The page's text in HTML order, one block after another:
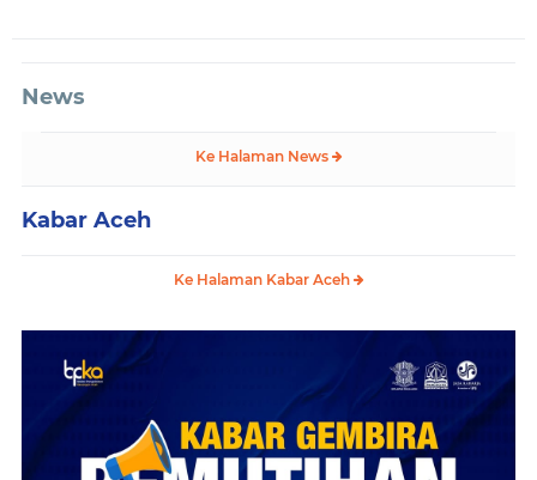
News
Ke Halaman News
Kabar Aceh
Ke Halaman Kabar Aceh